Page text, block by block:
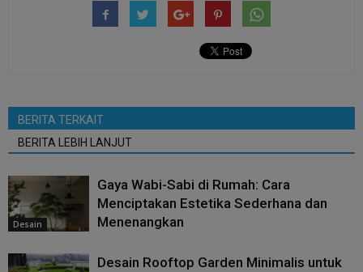
BERITA TERKAIT
BERITA LEBIH LANJUT
Desain
Gaya Wabi-Sabi di Rumah: Cara
Menciptakan Estetika Sederhana dan
Menenangkan
Desain Rooftop Garden Minimalis untuk